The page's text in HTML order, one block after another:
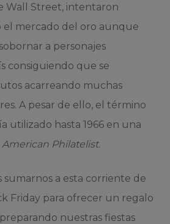
Wall Street, intentaron
el mercado del oro aunque
a personajes
consiguiendo que se
acarreando muchas
A pesar de ello, el término
utilizado hasta 1966 en una
American Philatelist.
sumarnos a esta corriente de
Friday para ofrecer un regalo
nuestras fiestas